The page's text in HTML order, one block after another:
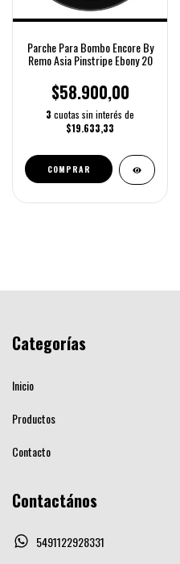
Parche Para Bombo Encore By
Remo Asia Pinstripe Ebony 20
$58.900,00
3 cuotas sin interés de
$19.633,33
COMPRAR
Categorías
Inicio
Productos
Contacto
Contactános
5491122928331